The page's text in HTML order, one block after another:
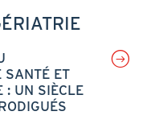
SANTÉ ET
: UN SIÈCLE